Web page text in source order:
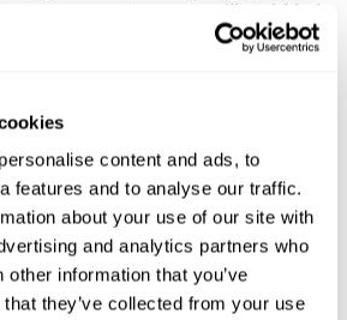
content and ads, to
features and to analyse our traffic.
about your use of our site with
and analytics partners who
information that you’ve
they’ve collected from your use
لتحليلها في الكمبيوتر
التدخّل في المجموعة البدنية
الاستراح. هم الذين لم يتمّوا جلسة الرياشة
مطابقة على متستواهم البدنية.
التدخّل في المجموعة
جمع مشاركو المجموعة المنسّق بين تدريب
(باستعمال كوجنيفيت) وتدريب المجموعة